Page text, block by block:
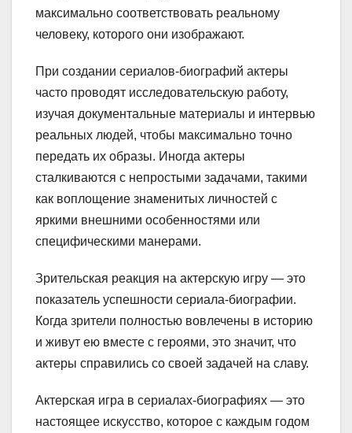
максимально соответствовать реальному
человеку, которого они изображают.
При создании сериалов-биографий актеры
часто проводят исследовательскую работу,
изучая документальные материалы и интервью
реальных людей, чтобы максимально точно
передать их образы. Иногда актеры
сталкиваются с непростыми задачами, такими
как воплощение знаменитых личностей с
яркими внешними особенностями или
специфическими манерами.
Зрительская реакция на актерскую игру — это
показатель успешности сериала-биографии.
Когда зрители полностью вовлечены в историю
и живут ею вместе с героями, это значит, что
актеры справились со своей задачей на славу.
Актерская игра в сериалах-биографиях — это
настоящее искусство, которое с каждым годом